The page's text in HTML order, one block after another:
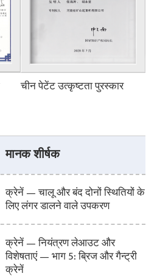
चीन पेटेंट उत्कृष्टता पुरस्कार
मानक शीर्षक
क्रेनें — चालू और बंद दोनों स्थितियों के
लिए लंगर डालने वाले उपकरण
क्रेनें — नियंत्रण लेआउट और
विशेषताएं — भाग 5: ब्रिज और गैन्ट्री
क्रेनें